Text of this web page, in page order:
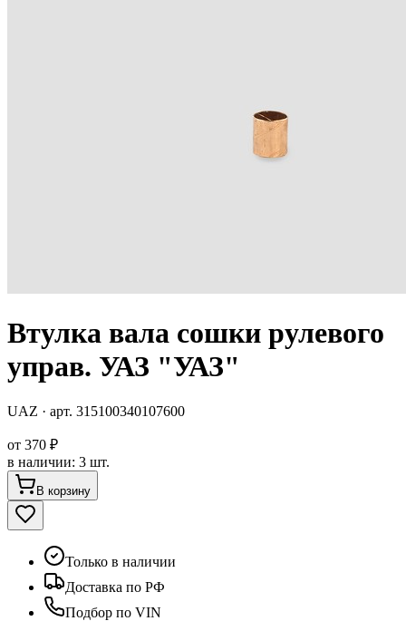
Втулка вала сошки рулевого
управ. УАЗ "УАЗ"
UAZ · арт. 315100340107600
от 370 ₽
в наличии: 3 шт.
В корзину
Только в наличии
Доставка по РФ
Подбор по VIN